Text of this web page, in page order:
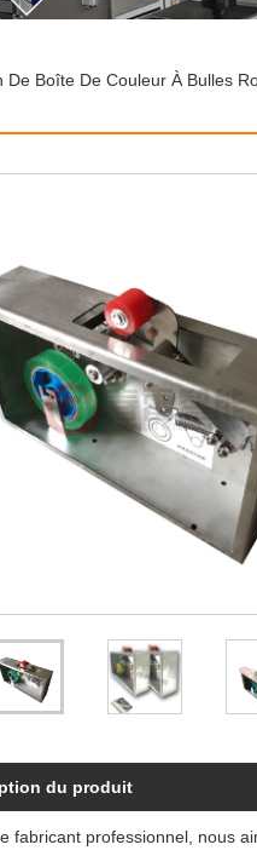
De Boîte De Couleur À Bulles
du produit
fabricant professionnel, nous